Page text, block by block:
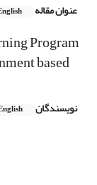
عنوان مقاله
Program
based
نویسندگان